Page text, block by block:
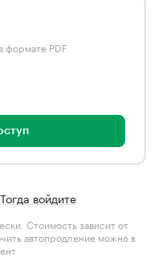
формате PDF
войдите
Стоимость зависит от
автопродление можно в